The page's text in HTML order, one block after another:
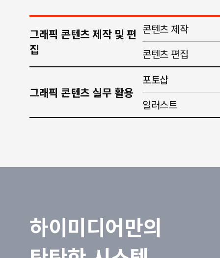
그래픽 콘텐츠 제작 및 편
집
콘텐츠 제작
콘텐츠 편집
그래픽 콘텐츠 실무 활용
포토샵
일러스트
하이미디어만의